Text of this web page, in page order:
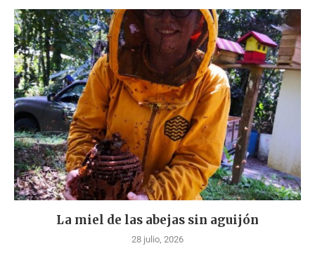
La miel de las abejas sin aguijón
28 julio, 2026